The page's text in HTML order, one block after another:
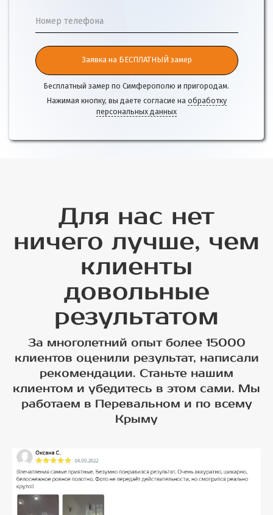
Номер телефона
Заявка на БЕСПЛАТНЫЙ замер
Бесплатный замер по Симферополю и пригородам.
Нажимая кнопку, вы даете согласие на обработку
персональных данных
Для нас нет
ничего лучше, чем
клиенты
довольные
результатом
За многолетний опыт более 15000
клиентов оценили результат, написали
рекомендации. Станьте нашим
клиентом и убедитесь в этом сами. Мы
работаем в Перевальном и по всему
Крыму